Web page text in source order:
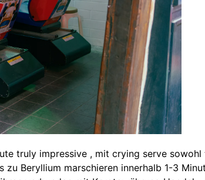
truly impressive , mit crying serve
Beryllium marschieren innerhalb 1-3